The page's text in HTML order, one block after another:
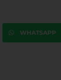
WHATSAPP